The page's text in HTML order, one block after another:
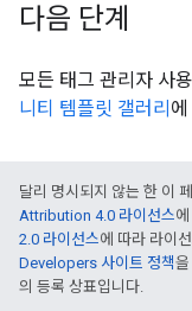
다음 단계
모든 태그 관리자 사
니티 템플릿 갤러리
달리 명시되지 않는 한 이
Attribution 4.0 라이선스
2.0 라이선스에 따라 라이
Developers 사이트 정책
의 등록 상표입니다.